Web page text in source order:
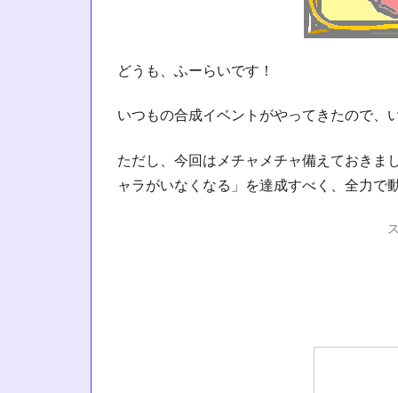
どうも、ふーらいです！
いつもの合成イベントがやってきたので、
ただし、今回はメチャメチャ備えておきま
ャラがいなくなる」を達成すべく、全力で